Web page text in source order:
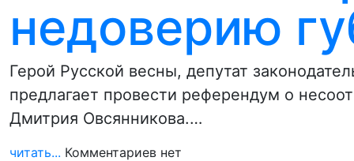
недоверию
Герой Русской весны, депутат
предлагает провести референдум о
Дмитрия Овсянникова.…
читать... Комментариев нет